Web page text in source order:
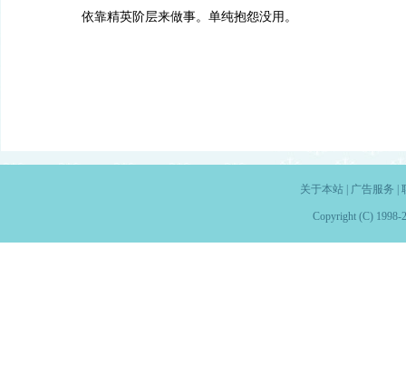
依靠精英阶层来做事。单纯抱怨没用。
关于本站| 广告服务
Copyright (C) 1998-